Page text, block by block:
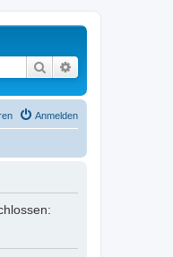
Suche
Anmelden